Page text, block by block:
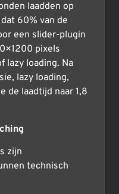
laadden op
60% van de
een slider-plugin
pixels
lazy loading. Na
lazy loading,
de laadtijd naar 1,8
zijn
technisch